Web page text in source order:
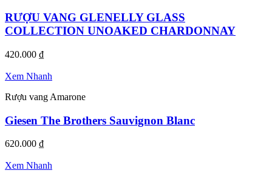
RƯỢU VANG GLENELLY GLASS
COLLECTION UNOAKED CHARDONNAY
420.000 ₫
Xem Nhanh
Rượu vang Amarone
Giesen The Brothers Sauvignon Blanc
620.000 ₫
Xem Nhanh